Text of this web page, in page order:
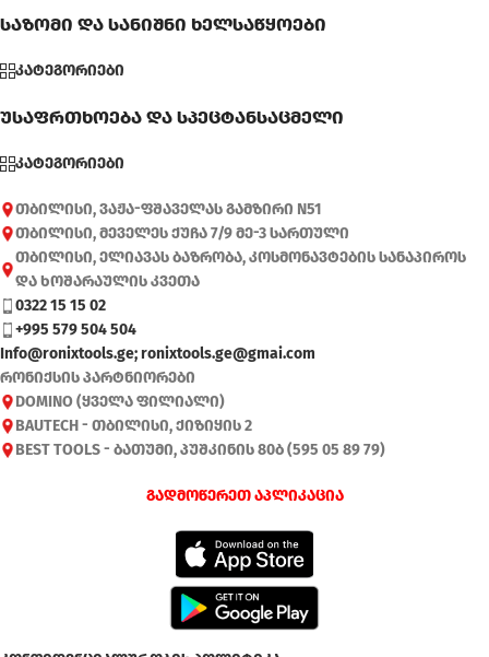
საზომი და სანიშნი ხელსაწყოები
კატეგორიები
უსაფრთხოება და სპეცტანსაცმელი
კატეგორიები
თბილისი, ვაჟა-ფშაველას გამზირი N51
თბილისი, მეველეს ქუჩა 7/9 მე-3 სართული
თბილისი, ელიავას ბაზრობა, კოსმონავტების სანაპიროს
და ხოშარაულის კვეთა
0322 15 15 02
+995 579 504 504
Info@ronixtools.ge; ronixtools.ge@gmai.com
რონიქსის პარტნიორები
DOMINO (ყველა ფილიალი)
BAUTECH - თბილისი, ქიზიყის 2
BEST TOOLS - ბათუმი, პუშკინის 80ბ (595 05 89 79)
გადმოწერეთ აპლიკაცია